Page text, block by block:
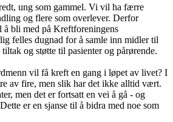
ung som gammel. Vi vil ha færre
og flere som overlever. Derfor
bli med på Kreftforeningens
felles dugnad for å samle inn midler til
og støtte til pasienter og pårørende.
vil få kreft en gang i løpet av livet? I
av fire, men slik har det ikke alltid vært.
men det er fortsatt en vei å gå - og
er en sjanse til å bidra med noe som